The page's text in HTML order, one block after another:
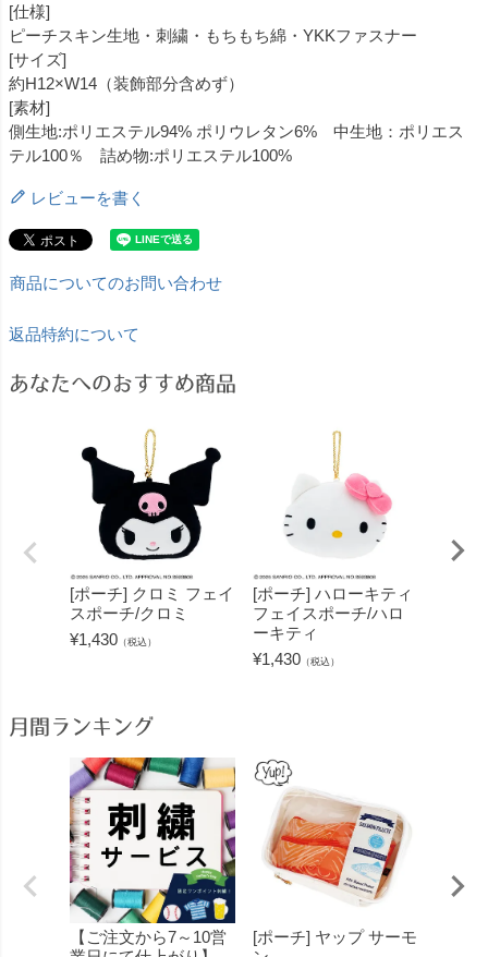
[仕様]
ピーチスキン生地・刺繍・もちもち綿・YKKファスナー
[サイズ]
約H12×W14（装飾部分含めず）
[素材]
側生地:ポリエステル94% ポリウレタン6% 中生地：ポリエス
テル100％ 詰め物:ポリエステル100%
レビューを書く
商品についてのお問い合わせ
返品特約について
あなたへのおすすめ商品
[ポーチ] クロミ フェイ
スポーチ/クロミ
¥1,430 （税込）
[ポーチ] ハローキティ
フェイスポーチ/ハロ
ーキティ
¥1,430 （税込）
月間ランキング
【ご注文から7～10営
[ポーチ] ヤップ サーモ